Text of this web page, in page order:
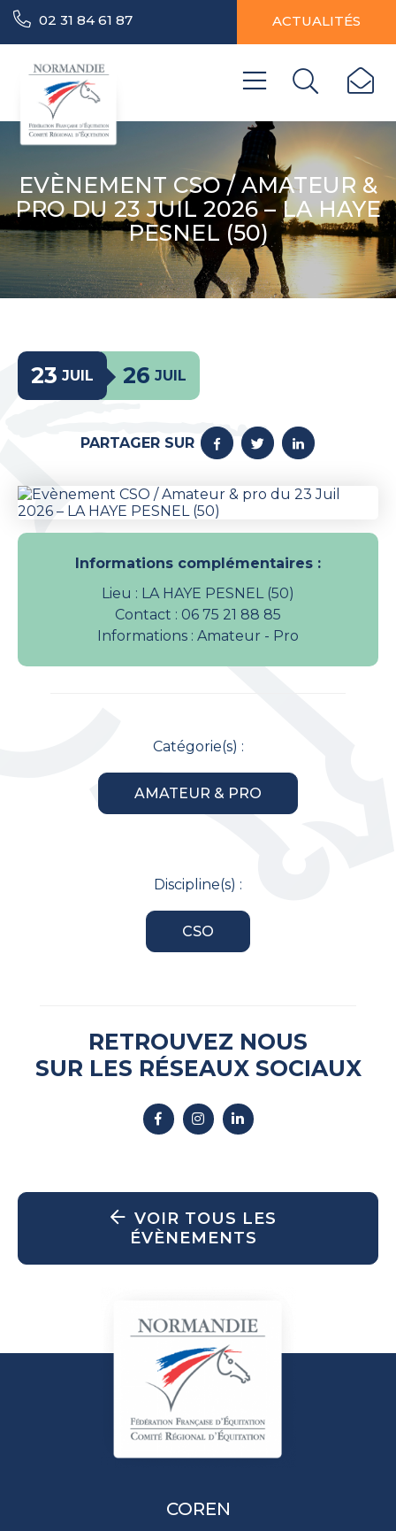
02 31 84 61 87 ACTUALITÉS
EVÈNEMENT CSO / AMATEUR &
PRO DU 23 JUIL 2026 – LA HAYE
PESNEL (50)
23 JUIL 26 JUIL
PARTAGER SUR
Informations complémentaires :
Lieu : LA HAYE PESNEL (50)
Contact : 06 75 21 88 85
Informations : Amateur - Pro
Catégorie(s) :
AMATEUR & PRO
Discipline(s) :
CSO
RETROUVEZ NOUS
SUR LES RÉSEAUX SOCIAUX
VOIR TOUS LES
ÉVÈNEMENTS
COREN